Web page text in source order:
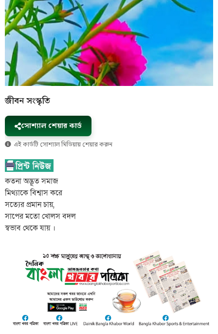
জীবন সংস্কৃতি
সোশ্যাল শেয়ার কার্ড
এই কার্ডটি সোশ্যাল মিডিয়ায় শেয়ার করুন
কতনা অদ্ভূত সমাজ
মিথ্যাকে বিশ্বাস করে
সত্যের প্রমান চায়,
সাপের মতো খোলস বদল
স্বভাব থেকে যায় ।